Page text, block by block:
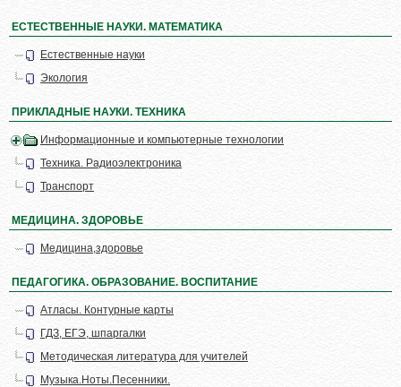
ЕСТЕСТВЕННЫЕ НАУКИ. МАТЕМАТИКА
Естественные науки
Экология
ПРИКЛАДНЫЕ НАУКИ. ТЕХНИКА
Информационные и компьютерные технологии
Техника. Радиоэлектроника
Транспорт
МЕДИЦИНА. ЗДОРОВЬЕ
Медицина,здоровье
ПЕДАГОГИКА. ОБРАЗОВАНИЕ. ВОСПИТАНИЕ
Атласы. Контурные карты
ГДЗ, ЕГЭ, шпаргалки
Методическая литература для учителей
Музыка.Ноты.Песенники.